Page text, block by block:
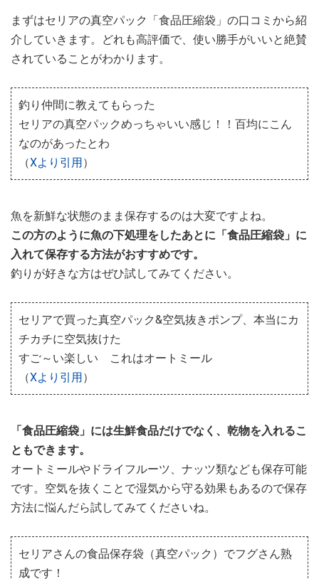
まずはセリアの真空パック「食品圧縮袋」の口コミから紹
介していきます。どれも高評価で、使い勝手がいいと絶賛
されていることがわかります。
釣り仲間に教えてもらった
セリアの真空パックめっちゃいい感じ！！百均にこん
なのがあったとわ
（Xより引用）
魚を新鮮な状態のまま保存するのは大変ですよね。
この方のように魚の下処理をしたあとに「食品圧縮袋」に
入れて保存する方法がおすすめです。
釣りが好きな方はぜひ試してみてください。
セリアで買った真空パック&空気抜きポンプ、本当にカ
チカチに空気抜けた
すご～い楽しい これはオートミール
（Xより引用）
「食品圧縮袋」には生鮮食品だけでなく、乾物を入れるこ
ともできます。
オートミールやドライフルーツ、ナッツ類なども保存可能
です。空気を抜くことで湿気から守る効果もあるので保存
方法に悩んだら試してみてくださいね。
セリアさんの食品保存袋（真空パック）でフグさん熟
成です！